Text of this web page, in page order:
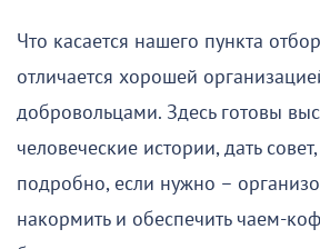
Что касается нашего пункта
отличается хорошей
добровольцами. Здесь готовы
человеческие истории, дать
подробно, если нужно –
накормить и обеспечить чаем-